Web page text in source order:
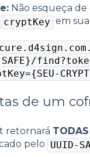
Não esqueça de
cryptKey em
de um
retornará
pelo UUID-